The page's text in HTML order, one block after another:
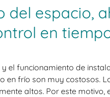
del espacio,
en
el funcionamiento de
en frío son muy costosos.
altos. Por este motivo,